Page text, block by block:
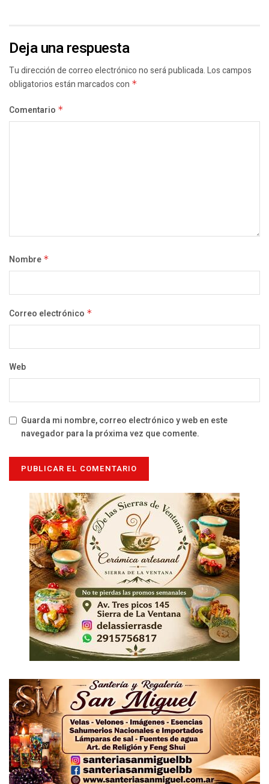
Deja una respuesta
Tu dirección de correo electrónico no será publicada.Los campos
obligatorios están marcados con *
Comentario *
Nombre *
Correo electrónico *
Web
Guarda mi nombre, correo electrónico y web en este
navegador para la próxima vez que comente.